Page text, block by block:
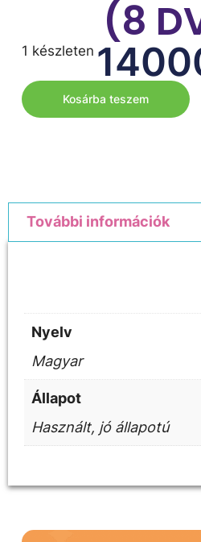
(8
1 készleten
Kosárba teszem
További információk
Nyelv
Magyar
Állapot
Használt, jó állapotú